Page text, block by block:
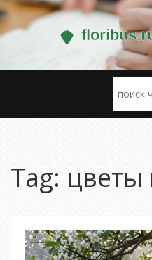
Tag: цветы